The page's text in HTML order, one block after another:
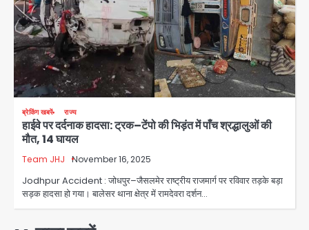
ब्रेकिंग खबरें राज्य
हाईवे पर दर्दनाक हादसा: ट्रक–टेंपो की भिड़ंत में पाँच श्रद्धालुओं की
मौत, 14 घायल
Team JHJ November 16, 2025
Jodhpur Accident : जोधपुर–जैसलमेर राष्ट्रीय राजमार्ग पर रविवार तड़के बड़ा
सड़क हादसा हो गया। बालेसर थाना क्षेत्र में रामदेवरा दर्शन…
3
Team JHJ
4
Jewar Medical Hub: जेवर में बनेगा
एम्स से बेहतर मेडिकल हब, सीएम योगी को लिखा
पत्र
Avinash Kumar
Assam Floods: सलमान खान का
220 तैयार; जुबीन गर्ग की विरासत और बॉलीवुड
सितारों का जमीनी सहयोग
Avinash Kumar
युवा इनोवेटरों की सोच से हाईटेक होगी दिल्ली
पुलिस